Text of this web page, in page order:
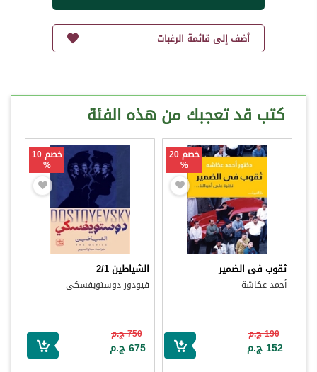
أضف إلى قائمة الرغبات
كتب قد تعجبك من هذه الفئة
خصم 20
%
ثقوب فى الضمير
أحمد عكاشة
190 ج.م
152 ج.م
خصم 10
%
الشياطين 2/1
فيودور دوستويفسكى
750 ج.م
675 ج.م